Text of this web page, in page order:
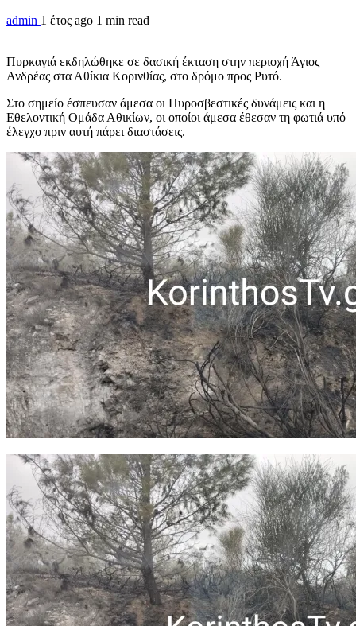
admin 1 έτος ago 1 min read
Πυρκαγιά εκδηλώθηκε σε δασική έκταση στην περιοχή Άγιος
Ανδρέας στα Αθίκια Κορινθίας, στο δρόμο προς Ρυτό.
Στο σημείο έσπευσαν άμεσα οι Πυροσβεστικές δυνάμεις και η
Εθελοντική Ομάδα Αθικίων, οι οποίοι άμεσα έθεσαν τη φωτιά υπό
έλεγχο πριν αυτή πάρει διαστάσεις.